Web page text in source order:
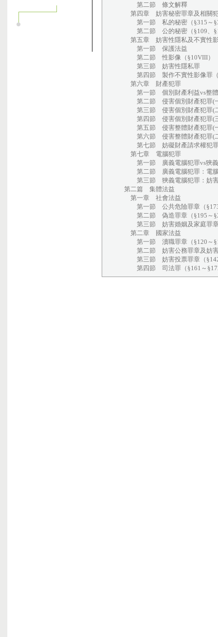
第二節 條文解釋
第四章 妨害秘密罪章及相關
第一節 私的秘密（§315～
第二節 公的秘密（§109、
第五章 妨害性隱私及不實性
第一節 保護法益
第二節 性影像（§10VIII）
第三節 妨害性隱私罪
第四節 製作不實性影像罪（
第六章 財產犯罪
第一節 個別財產利益vs整體
第二節 侵害個別財產犯罪(一)
第三節 侵害個別財產犯罪(二)
第四節 侵害個別財產犯罪(三
第五節 侵害整體財產犯罪(一)
第六節 侵害整體財產犯罪(二)
第七節 妨礙財產請求權犯罪
第七章 電腦犯罪
第一節 廣義電腦犯罪vs狹義
第二節 廣義電腦犯罪：電腦
第三節 狹義電腦犯罪：妨害
第二篇 集體法益
第一章 社會法益
第一節 公共危險罪章（§173
第二節 偽造罪章（§195～
第三節 妨害婚姻及家庭罪章
第二章 國家法益
第一節 瀆職罪章（§120～
第二節 妨害公務罪章及妨害秩
第三節 妨害投票罪章（§142
第四節 司法罪（§161～